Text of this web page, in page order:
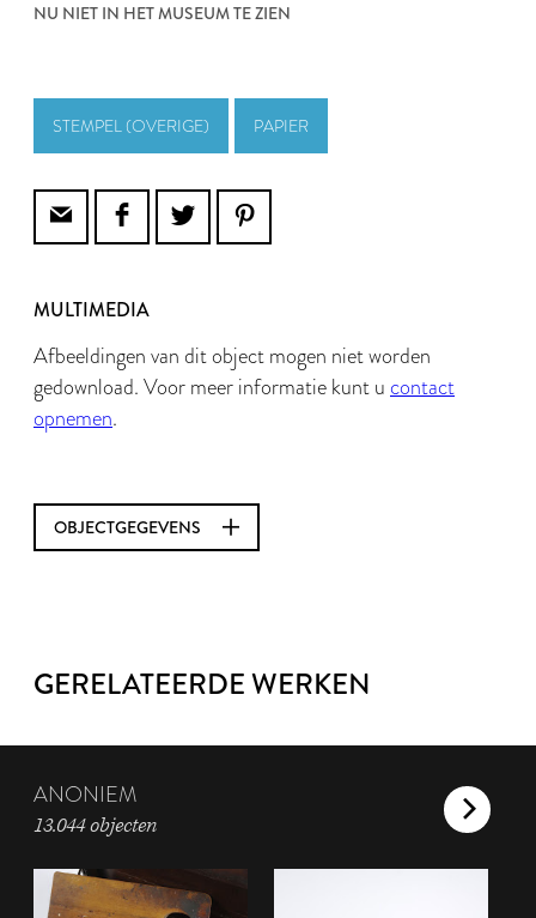
NU NIET IN HET MUSEUM TE ZIEN
STEMPEL (OVERIGE) PAPIER
MULTIMEDIA
Afbeeldingen van dit object mogen niet worden
gedownload. Voor meer informatie kunt u contact
opnemen.
OBJECTGEGEVENS
GERELATEERDE WERKEN
ANONIEM
13.044 objecten